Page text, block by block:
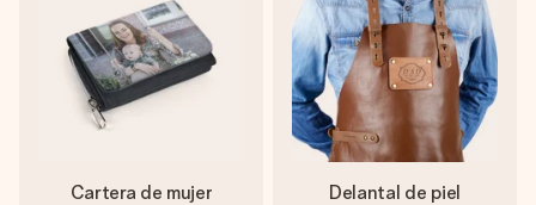
Cartera de mujer Delantal de piel